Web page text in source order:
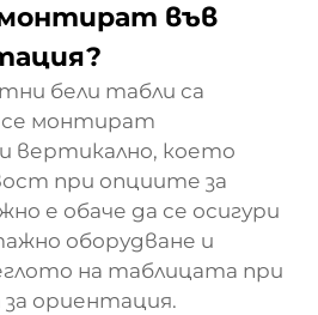
във
бели табли са
се монтират
вертикално, което
при опциите за
е обаче да се осигури
оборудване и
на таблицата при
ориентация.